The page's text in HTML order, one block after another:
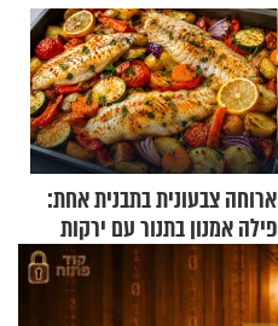
ארוחה צבעונית בתבנית אחת:
פילה אמנון בתנור עם ירקות